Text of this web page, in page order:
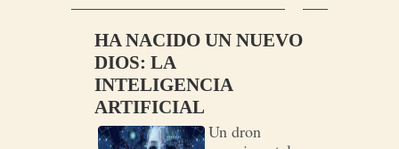
HA NACIDO UN NUEVO
DIOS: LA
INTELIGENCIA
ARTIFICIAL
Un dron